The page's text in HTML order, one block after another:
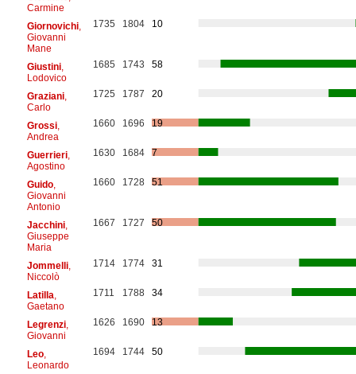
Carmine
Giornovichi,
Giovanni
Mane
1735 1804 10
Giustini,
Lodovico
1685 1743 58
Graziani,
Carlo
1725 1787 20
Grossi,
Andrea
1660 1696 19
Guerrieri,
Agostino
1630 1684 7
Guido,
Giovanni
Antonio
1660 1728 51
Jacchini,
Giuseppe
Maria
1667 1727 50
Jommelli,
Niccolò
1714 1774 31
Latilla
Gaetano
1711 1788 34
Legrenzi,
Giovanni
1626 1690 13
Leo,
Leonardo
1694 1744 50